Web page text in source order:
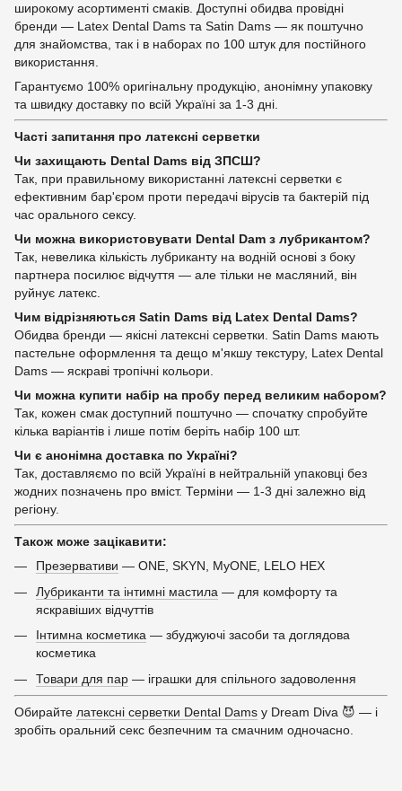
широкому асортименті смаків. Доступні обидва провідні
бренди — Latex Dental Dams та Satin Dams — як поштучно
для знайомства, так і в наборах по 100 штук для постійного
використання.
Гарантуємо 100% оригінальну продукцію, анонімну упаковку
та швидку доставку по всій Україні за 1-3 дні.
Часті запитання про латексні серветки
Чи захищають Dental Dams від ЗПСШ?
Так, при правильному використанні латексні серветки є
ефективним бар'єром проти передачі вірусів та бактерій під
час орального сексу.
Чи можна використовувати Dental Dam з лубрикантом?
Так, невелика кількість лубриканту на водній основі з боку
партнера посилює відчуття — але тільки не масляний, він
руйнує латекс.
Чим відрізняються Satin Dams від Latex Dental Dams?
Обидва бренди — якісні латексні серветки. Satin Dams мають
пастельне оформлення та дещо м'якшу текстуру, Latex Dental
Dams — яскраві тропічні кольори.
Чи можна купити набір на пробу перед великим набором?
Так, кожен смак доступний поштучно — спочатку спробуйте
кілька варіантів і лише потім беріть набір 100 шт.
Чи є анонімна доставка по Україні?
Так, доставляємо по всій Україні в нейтральній упаковці без
жодних позначень про вміст. Терміни — 1-3 дні залежно від
регіону.
Також може зацікавити:
Презервативи — ONE, SKYN, MyONE, LELO HEX
Лубриканти та інтимні мастила — для комфорту та
яскравіших відчуттів
Інтимна косметика — збуджуючі засоби та доглядова
косметика
Товари для пар — іграшки для спільного задоволення
Обирайте латексні серветки Dental Dams у Dream Diva 😈 — і
зробіть оральний секс безпечним та смачним одночасно.